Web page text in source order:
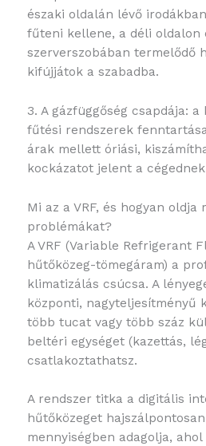
északi oldalán lévő
fűteni kellene, a déli oldalon
szerverszobában termelődő
kifújjátok a szabadba.
3. A gázfüggőség csapdája:
fűtési rendszerek
árak mellett óriási,
kockázatot jelent a
Mi az a VRF, és hogyan oldja
problémákat?
A VRF (Variable Refrigerant
hűtőközeg-tömegáram) a
klimatizálás csúcsa. A
központi, nagyteljesítményű
több tucat vagy több száz
beltéri egységet (kazettás,
csatlakoztathatsz.
A rendszer titka a digitális
hűtőközeget
mennyiségben adagolja,